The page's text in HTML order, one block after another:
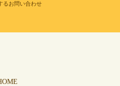
るお問い合わせ